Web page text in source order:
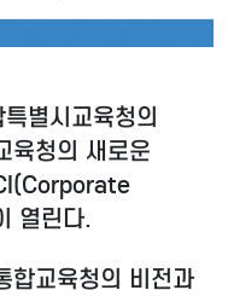
별시교육청의
육청의 새로운
열린다.
합교육청의 비전과